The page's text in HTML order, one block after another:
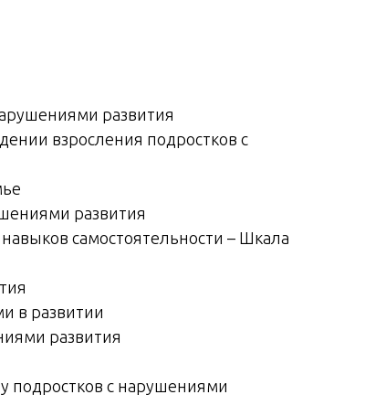
развития
взросления подростков с
развития
самостоятельности – Шкала
в развитии
развития
подростков с нарушениями